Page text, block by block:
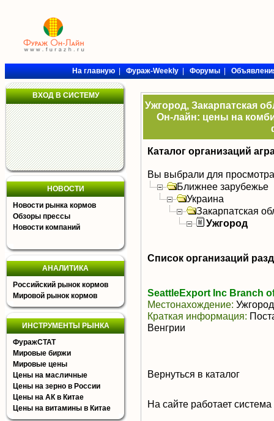
На главную|Фураж-Weekly|Форумы|
ВХОД В СИСТЕМУ
НОВОСТИ
Новости рынка кормов
Обзоры прессы
Новости компаний
АНАЛИТИКА
Российский рынок кормов
Мировой рынок кормов
ИНСТРУМЕНТЫ РЫНКА
ФуражСТАТ
Мировые биржи
Мировые цены
Цены на масличные
Цены на зерно в России
Цены на АК в Китае
Цены на витамины в Китае
Ужгород, Закарпатская
Он-лайн: цены на
Каталог организаций
Вы выбрали для
Ближнее зарубежье
Украина
Закарпатская
Ужгород
Список организаций
SeattleExport Inc Branch
Местонахождение: Ужгород
Краткая информация:
Венгрии
Вернуться в каталог
На сайте работает